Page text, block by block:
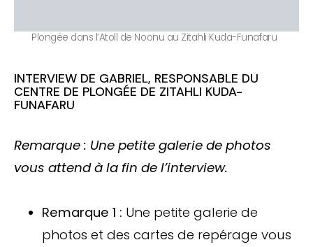
Plongée dans l’Atoll de Noonu au Zitahli Kuda-Funafaru
INTERVIEW DE GABRIEL, RESPONSABLE DU
CENTRE DE PLONGÉE DE ZITAHLI KUDA-
FUNAFARU
Remarque : Une petite galerie de photos
vous attend à la fin de l’interview.
Remarque 1 : Une petite galerie de
photos et des cartes de repérage vous